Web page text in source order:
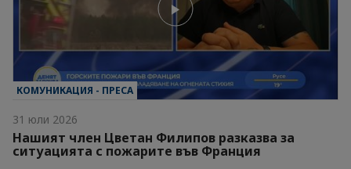
КОМУНИКАЦИЯ - ПРЕСА
31 юли 2026
Нашият член Цветан Филипов разказва за
ситуацията с пожарите във Франция